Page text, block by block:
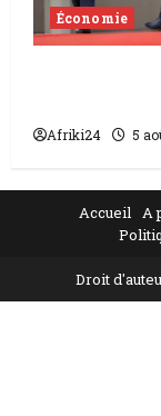
Économie
Afriki24 5
Accueil A
Droit